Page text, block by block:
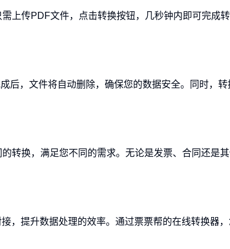
上传PDF文件，点击转换按钮，几秒钟内即可完成
后，文件将自动删除，确保您的数据安全。同时，
转换，满足您不同的需求。无论是发票、合同还是
，提升数据处理的效率。通过票票帮的在线转换器